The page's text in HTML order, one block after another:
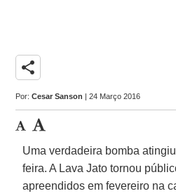
share
Por:Cesar Sanson | 24 Março 2016
Uma verdadeira bomba
feira. A Lava Jato tornou
apreendidos em fevereiro na